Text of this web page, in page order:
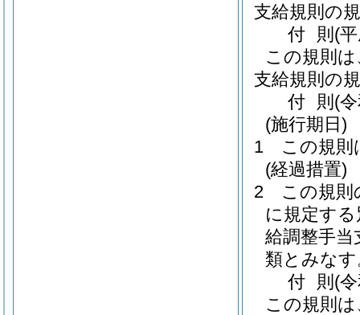
支給規則の
付 則 (
この規則
支給規則の
付 則 (
(施行期日)
1
この規則
(経過措置)
2
この規則
に規定す
給調整手
類とみなす
付 則 (
この規則